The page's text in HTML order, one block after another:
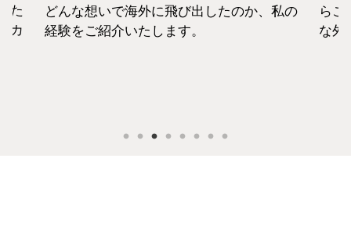
た
カ
どんな想いで海外に飛び出したのか、私の
経験をご紹介いたします。
らこ
な外